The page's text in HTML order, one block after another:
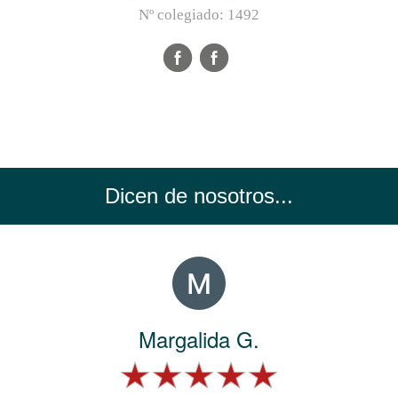
Nº colegiado: 1492
Dicen de nosotros...
Margalida G.